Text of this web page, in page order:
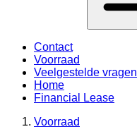
Contact
Voorraad
Veelgestelde vragen
Home
Financial Lease
Voorraad